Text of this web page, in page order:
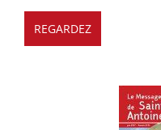
REGARDEZ